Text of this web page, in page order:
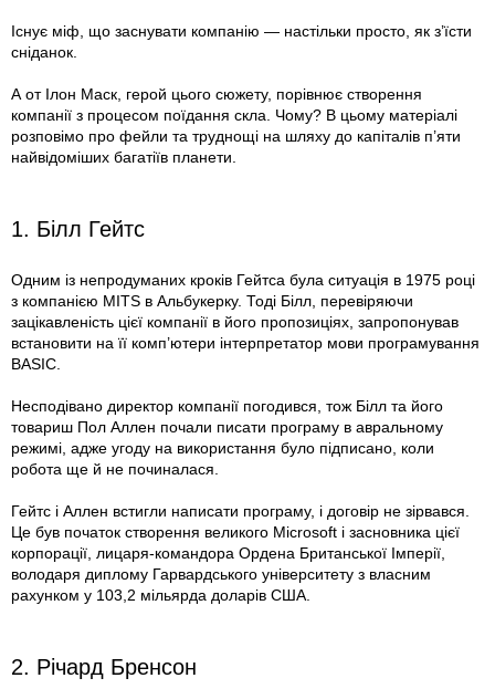
Існує міф, що заснувати компанію — настільки просто, як з’їсти
сніданок.
А от Ілон Маск, герой цього сюжету, порівнює створення
компанії з процесом поїдання скла. Чому? В цьому матеріалі
розповімо про фейли та труднощі на шляху до капіталів п’яти
найвідоміших багатіїв планети.
1. Білл Гейтс
Одним із непродуманих кроків Гейтса була ситуація в 1975 році
з компанією MITS в Альбукерку. Тоді Білл, перевіряючи
зацікавленість цієї компанії в його пропозиціях, запропонував
встановити на її комп’ютери інтерпретатор мови програмування
BASIC.
Несподівано директор компанії погодився, тож Білл та його
товариш Пол Аллен почали писати програму в авральному
режимі, адже угоду на використання було підписано, коли
робота ще й не починалася.
Гейтс і Аллен встигли написати програму, і договір не зірвався.
Це був початок створення великого Microsoft і засновника цієї
корпорації, лицаря-командора Ордена Британської Імперії,
володаря диплому Гарвардського університету з власним
рахунком у 103,2 мільярда доларів США.
2. Річард Бренсон